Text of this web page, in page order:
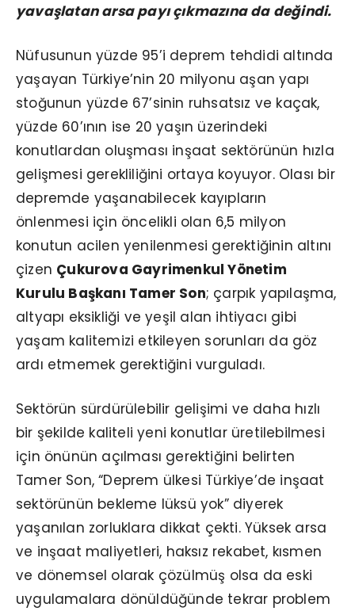
yavaşlatan arsa payı çıkmazına da değindi.
Nüfusunun yüzde 95’i deprem tehdidi altında
yaşayan Türkiye’nin 20 milyonu aşan yapı
stoğunun yüzde 67’sinin ruhsatsız ve kaçak,
yüzde 60’ının ise 20 yaşın üzerindeki
konutlardan oluşması inşaat sektörünün hızla
gelişmesi gerekliliğini ortaya koyuyor. Olası bir
depremde yaşanabilecek kayıpların
önlenmesi için öncelikli olan 6,5 milyon
konutun acilen yenilenmesi gerektiğinin altını
çizen Çukurova Gayrimenkul Yönetim
Kurulu Başkanı Tamer Son; çarpık yapılaşma,
altyapı eksikliği ve yeşil alan ihtiyacı gibi
yaşam kalitemizi etkileyen sorunları da göz
ardı etmemek gerektiğini vurguladı.
Sektörün sürdürülebilir gelişimi ve daha hızlı
bir şekilde kaliteli yeni konutlar üretilebilmesi
için önünün açılması gerektiğini belirten
Tamer Son, “Deprem ülkesi Türkiye’de inşaat
sektörünün bekleme lüksü yok” diyerek
yaşanılan zorluklara dikkat çekti. Yüksek arsa
ve inşaat maliyetleri, haksız rekabet, kısmen
ve dönemsel olarak çözülmüş olsa da eski
uygulamalara dönüldüğünde tekrar problem